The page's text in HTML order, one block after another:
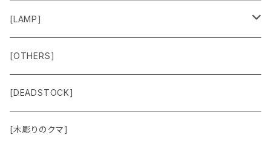
Shirts
Outer
Jacket
Cut＆Sewn
Chair
Box
Others
[LAMP]
Lamp
Lamp Parts
[OTHERS]
[DEADSTOCK]
[木彫りのクマ]